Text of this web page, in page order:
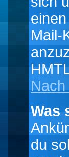
Mail-
Was
du